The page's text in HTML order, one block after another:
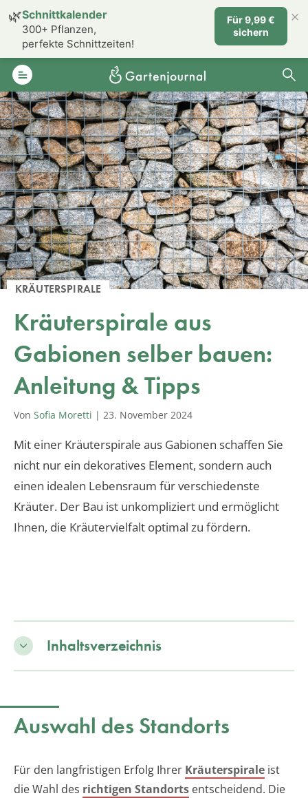
KRÄUTERSPIRALE
Kräuterspirale aus
Gabionen selber bauen:
Anleitung & Tipps
Von Sofia Moretti | 23. November 2024
Mit einer Kräuterspirale aus Gabionen schaffen Sie
nicht nur ein dekoratives Element, sondern auch
einen idealen Lebensraum für verschiedenste
Kräuter. Der Bau ist unkompliziert und ermöglicht
Ihnen, die Kräutervielfalt optimal zu fördern.
Inhaltsverzeichnis
Auswahl des Standorts
Für den langfristigen Erfolg Ihrer Kräuterspirale ist
die Wahl des richtigen Standorts entscheidend. Die
🌿Schnittkalender
300+ Pflanzen,
perfekte Schnittzeiten!
Für 9,99 €
sichern
×